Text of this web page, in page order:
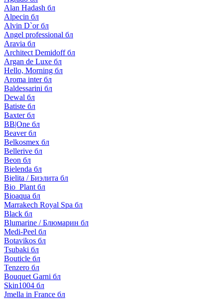
Alan Hadash бл
Alpecin бл
Alvin D`or бл
Angel professional бл
Aravia бл
Architect Demidoff бл
Argan de Luxe бл
Hello, Morning бл
Aroma inter бл
Baldessarini бл
Dewal бл
Batiste бл
Baxter бл
BB|One бл
Beaver бл
Belkosmex бл
Bellerive бл
Beon бл
Bielenda бл
Bielita / Биэлита бл
Bio_Plant бл
Bioaqua бл
Marrakech Royal Spa бл
Black бл
Blumarine / Блюмарин бл
Medi-Peel бл
Botavikos бл
Tsubaki бл
Bouticle бл
Tenzero бл
Bouquet Garni бл
Skin1004 бл
Jmella in France бл